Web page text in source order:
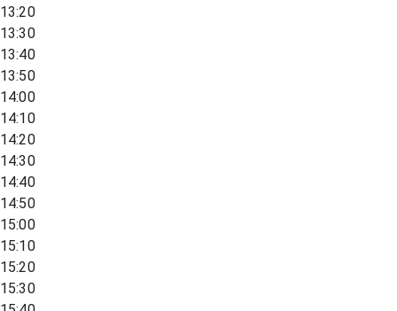
13:20
13:30
13:40
13:50
14:00
14:10
14:20
14:30
14:40
14:50
15:00
15:10
15:20
15:30